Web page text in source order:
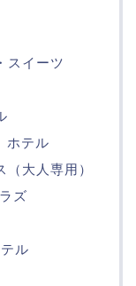
スイーツ
ホテル
大人専用）
ズ
ル